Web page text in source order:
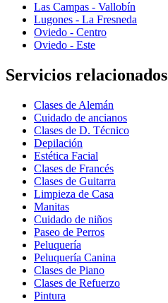
Las Campas - Vallobín
Lugones - La Fresneda
Oviedo - Centro
Oviedo - Este
Servicios relacionados
Clases de Alemán
Cuidado de ancianos
Clases de D. Técnico
Depilación
Estética Facial
Clases de Francés
Clases de Guitarra
Limpieza de Casa
Manitas
Cuidado de niños
Paseo de Perros
Peluquería
Peluquería Canina
Clases de Piano
Clases de Refuerzo
Pintura